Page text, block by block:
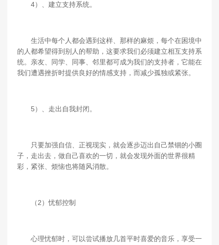
4）、建立支持系统。
生活中每个人都会遇到这样、那样的麻烦，每个在困境中
的人都希望得到别人的帮助，这要求我们必须建立相互支持系
统。亲友、同学、同事、邻里都可成为我们的支持者，它能在
我们遭遇挫折时提供良好的情感支持，而减少孤独或紧张。
5）、走出自我封闭。
只要加强自信、正视现实，就会逐步迈出自己禁锢的小圈
子，走出去，做自己喜欢的一切，就会发现外面的世界很精
彩，紧张、烦恼也将随风消散。
（2）忧郁控制
心理忧郁时，可以尝试播放几首平时喜爱的音乐，享受一